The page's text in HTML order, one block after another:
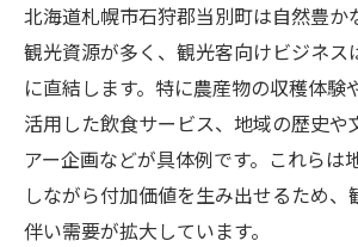
北海道札幌市石狩郡当別町は自然豊か
観光資源が多く、観光客向けビジネス
に直結します。特に農産物の収穫体験
活用した飲食サービス、地域の歴史や
アー企画などが具体例です。これらは
しながら付加価値を生み出せるため、
伴い需要が拡大しています。